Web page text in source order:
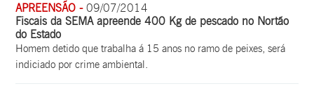
APREENSÃO -09/07/2014
Fiscais da SEMA apreende 400 Kg de pescado no Nortão
do Estado
Homem detido que trabalha á 15 anos no ramo de peixes, será
indiciado por crime ambiental.